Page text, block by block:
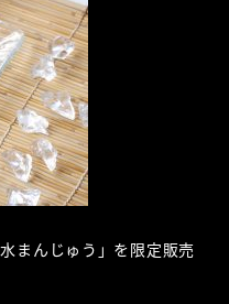
まんじゅう」を限定販売